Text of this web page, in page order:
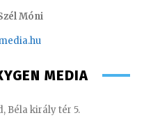
Móni
MEDIA
Béla király tér 5.